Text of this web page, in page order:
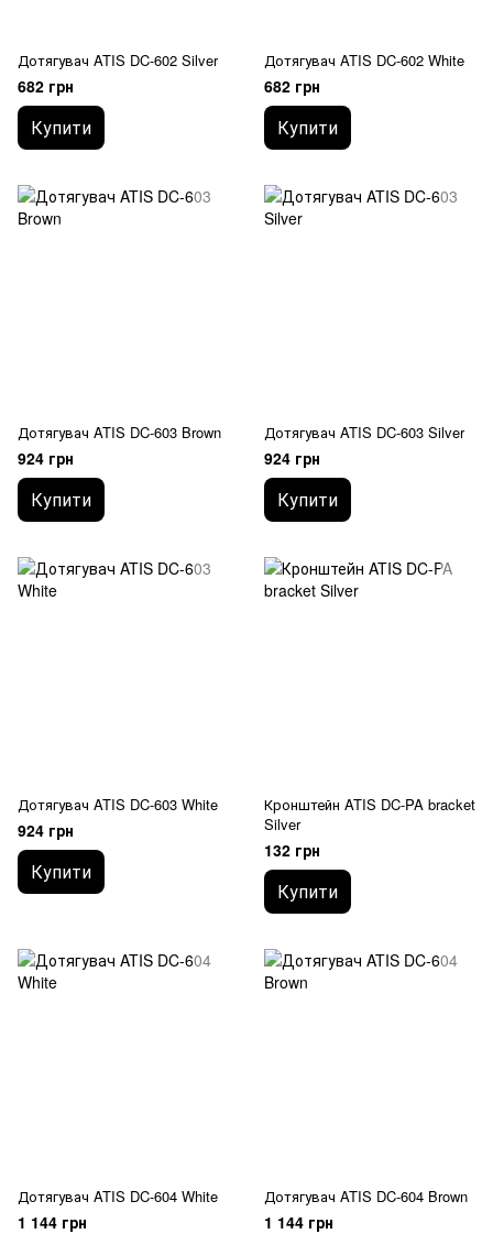
Дотягувач ATIS DC-602 Silver
682 грн
Купити
Дотягувач ATIS DC-602 White
682 грн
Купити
Дотягувач ATIS DC-603 Brown
924 грн
Купити
Дотягувач ATIS DC-603 Silver
924 грн
Купити
Дотягувач ATIS DC-603 White
924 грн
Купити
Кронштейн ATIS DC-PA bracket
Silver
132 грн
Купити
Дотягувач ATIS DC-604 White
1 144 грн
Дотягувач ATIS DC-604 Brown
1 144 грн